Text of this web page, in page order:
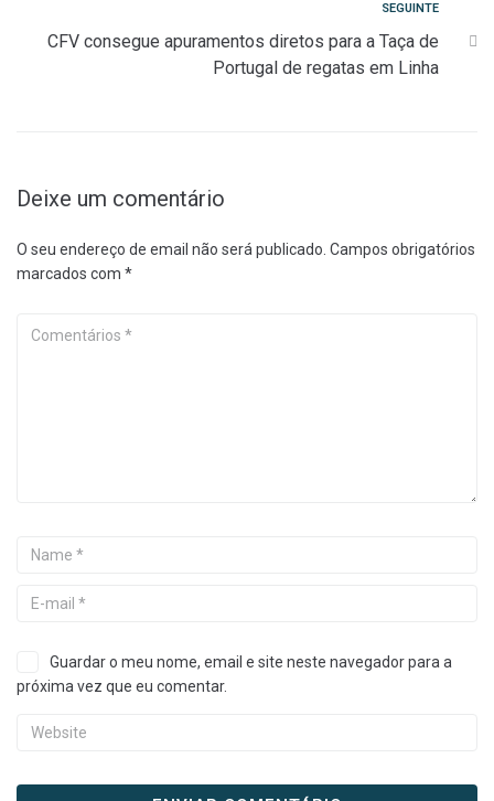
SEGUINTE
CFV consegue apuramentos diretos para a Taça de
Portugal de regatas em Linha
Deixe um comentário
O seu endereço de email não será publicado. Campos obrigatórios
marcados com *
Guardar o meu nome, email e site neste navegador para a
próxima vez que eu comentar.